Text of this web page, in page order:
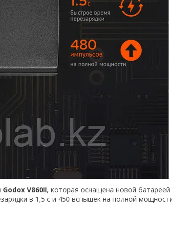
V860II, которая оснащена новой батареей
в 1,5 с и 450 вспышек на полной